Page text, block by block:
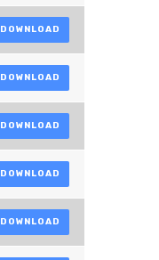
DOWNLOAD
DOWNLOAD
DOWNLOAD
DOWNLOAD
DOWNLOAD